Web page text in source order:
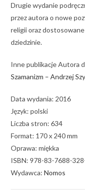
Drugie wydanie
przez autora o nowe
religii oraz
dziedzinie.
Inne publikacje Autora
Szamanizm – Andrzej
Data wydania: 2016
Język: polski
Liczba stron: 634
Format: 170 x 240 mm
Oprawa: miękka
ISBN: 978-83-7688-
Wydawca:Nomos